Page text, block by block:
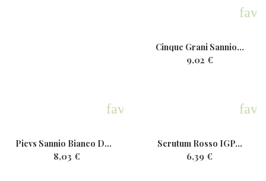
Cinque Grani Sannio...
9,02 €
favorite
Picvs Sannio Bianco DOP Bio...
8,03 €
Scrutum Rosso IGP...
6,39 €